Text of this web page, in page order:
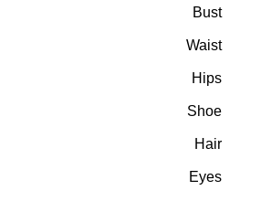
Bust
Waist
Hips
Shoe
Hair
Eyes